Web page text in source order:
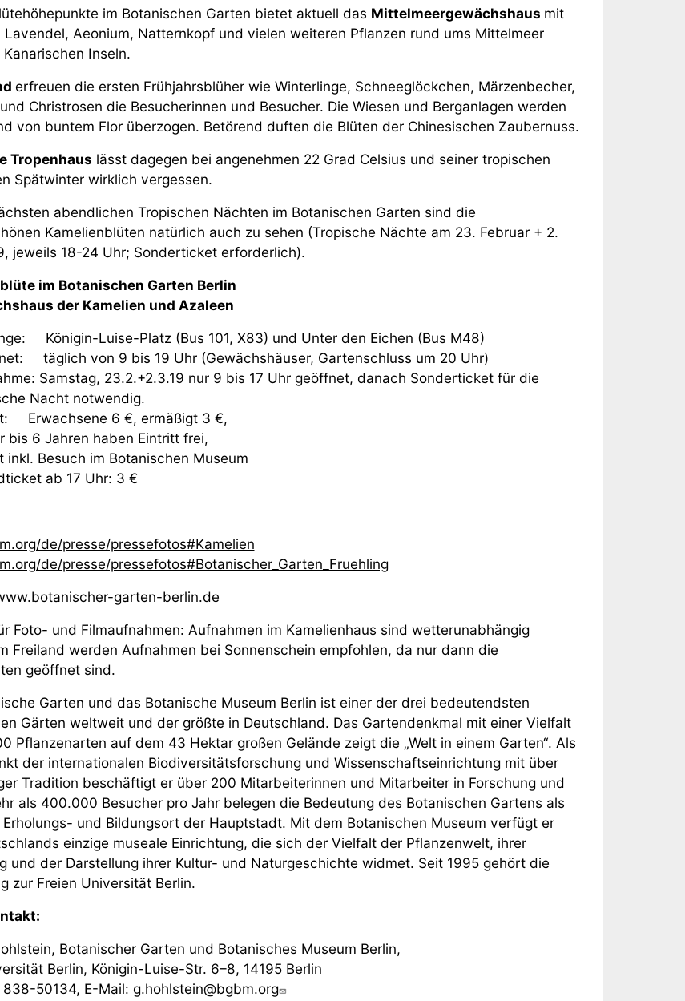
im Botanischen Garten bietet aktuell das Mittelmeergewächshaus mit
Lavendel, Aeonium, Natternkopf und vielen weiteren Pflanzen rund ums Mittelmeer
Inseln.
erfreuen die ersten Frühjahrsblüher wie Winterlinge, Schneeglöckchen, Märzenbecher,
Christrosen die Besucherinnen und Besucher. Die Wiesen und Berganlagen werden
von buntem Flor überzogen. Betörend duften die Blüten der Chinesischen Zaubernuss.
Tropenhaus lässt dagegen bei angenehmen 22 Grad Celsius und seiner tropischen
Spätwinter wirklich vergessen.
abendlichen Tropischen Nächten im Botanischen Garten sind die
Kamelienblüten natürlich auch zu sehen (Tropische Nächte am 23. Februar + 2.
jeweils 18-24 Uhr; Sonderticket erforderlich).
im Botanischen Garten Berlin
der Kamelien und Azaleen
Königin-Luise-Platz (Bus 101, X83) und Unter den Eichen (Bus M48)
täglich von 9 bis 19 Uhr (Gewächshäuser, Gartenschluss um 20 Uhr)
Samstag, 23.2.+2.3.19 nur 9 bis 17 Uhr geöffnet, danach Sonderticket für die
Nacht notwendig.
Erwachsene 6 €, ermäßigt 3 €,
bis 6 Jahren haben Eintritt frei,
inkl. Besuch im Botanischen Museum
ab 17 Uhr: 3 €
de/presse/pressefotos#Kamelien
de/presse/pressefotos#Botanischer_Garten_Fruehling
garten-berlin.de
Foto- und Filmaufnahmen: Aufnahmen im Kamelienhaus sind wetterunabhängig
Freiland werden Aufnahmen bei Sonnenschein empfohlen, da nur dann die
geöffnet sind.
Garten und das Botanische Museum Berlin ist einer der drei bedeutendsten
Gärten weltweit und der größte in Deutschland. Das Gartendenkmal mit einer Vielfalt
Pflanzenarten auf dem 43 Hektar großen Gelände zeigt die „Welt in einem Garten“. Als
der internationalen Biodiversitätsforschung und Wissenschaftseinrichtung mit über
Tradition beschäftigt er über 200 Mitarbeiterinnen und Mitarbeiter in Forschung und
als 400.000 Besucher pro Jahr belegen die Bedeutung des Botanischen Gartens als
und Bildungsort der Hauptstadt. Mit dem Botanischen Museum verfügt er
einzige museale Einrichtung, die sich der Vielfalt der Pflanzenwelt, ihrer
und der Darstellung ihrer Kultur- und Naturgeschichte widmet. Seit 1995 gehört die
zur Freien Universität Berlin.
Botanischer Garten und Botanisches Museum Berlin,
Berlin, Königin-Luise-Str. 6–8, 14195 Berlin
50134, E-Mail: g.hohlstein@bgbm.org